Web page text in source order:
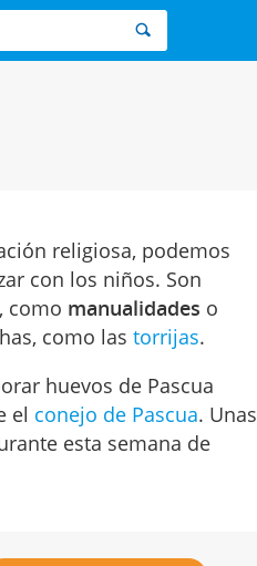
religiosa, podemos
con los niños. Son
como manualidades o
como las torrijas.
huevos de Pascua
el conejo de Pascua. Unas
esta semana de